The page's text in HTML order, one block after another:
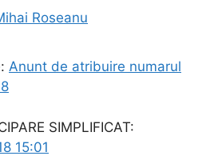
Roseanu
Anunt de atribuire numarul
SIMPLIFICAT:
15:01